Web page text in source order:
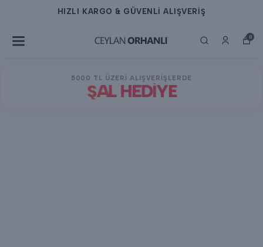
HIZLI KARGO & GÜVENLİ ALIŞVERİŞ
0
5000 TL ÜZERİ ALIŞVERİŞLERDE
ŞAL HEDİYE